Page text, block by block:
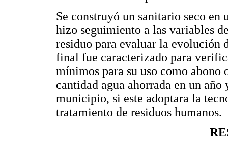
Se construyó un sanitario seco en
hizo seguimiento a las variables
residuo para evaluar la evolución
final fue caracterizado para
mínimos para su uso como abono
cantidad agua ahorrada en un
municipio, si este adoptara la
tratamiento de residuos humanos.